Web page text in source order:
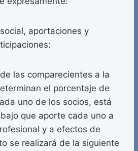
aportaciones y
las comparecientes a la
el porcentaje de
uno de los socios, está
que aporte cada uno a
y a efectos de
se realizará de la siguiente